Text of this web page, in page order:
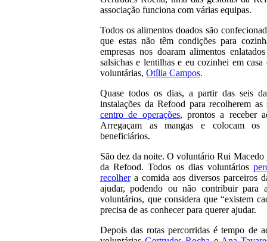
associação funciona com várias equipas.
Todos os alimentos doados são
que estas não têm condições para
empresas nos doaram alimentos
salsichas e lentilhas e eu cozinhei em
voluntárias, Otília Campos.
Quase todos os dias, a partir das seis
instalações da Refood para recolherem
centro de operações, prontos a receber
Arregaçam as mangas e colocam os
beneficiários.
São dez da noite. O voluntário Rui Macedo
da Refood. Todos os dias voluntários
recolhera comida aos diversos parceiros
ajudar, podendo ou não contribuir
voluntários, que considera que “existem
precisa de as conhecer para querer ajudar.
Depois das rotas percorridas é tempo de